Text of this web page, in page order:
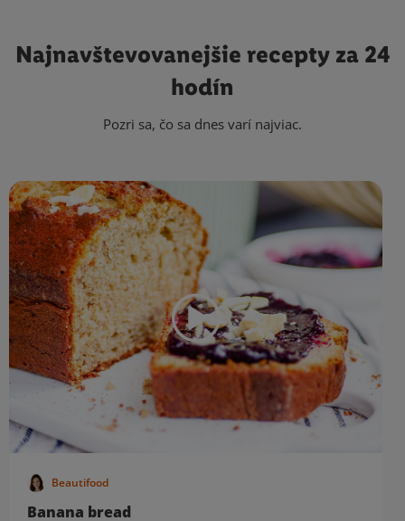
Najnavštevovanejšie recepty za 24
hodín
Pozri sa, čo sa dnes varí najviac.
Beautifood
Banana bread